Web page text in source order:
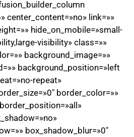
center_content=»no» link=»»
hide_on_mobile=»small-
visibility» class=»»
background_image=»»
background_position=»left
repeat»
border_color=»»
box_shadow_blur=»0″